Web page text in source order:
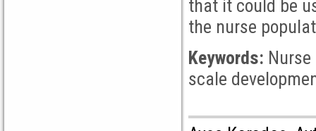
that it could be
the nurse
Keywords: Nurse
scale